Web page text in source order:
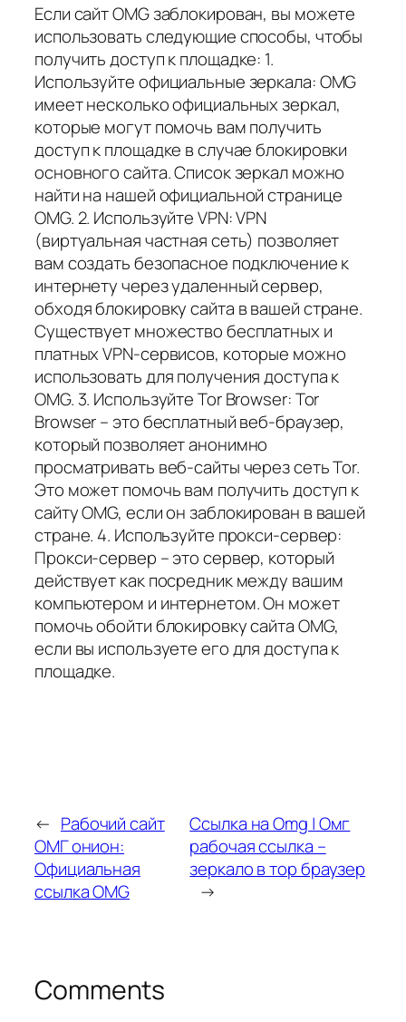
Если сайт OMG заблокирован, вы можете
использовать следующие способы, чтобы
получить доступ к площадке: 1.
Используйте официальные зеркала: OMG
имеет несколько официальных зеркал,
которые могут помочь вам получить
доступ к площадке в случае блокировки
основного сайта. Список зеркал можно
найти на нашей официальной странице
OMG. 2. Используйте VPN: VPN
(виртуальная частная сеть) позволяет
вам создать безопасное подключение к
интернету через удаленный сервер,
обходя блокировку сайта в вашей стране.
Существует множество бесплатных и
платных VPN-сервисов, которые можно
использовать для получения доступа к
OMG. 3. Используйте Tor Browser: Tor
Browser – это бесплатный веб-браузер,
который позволяет анонимно
просматривать веб-сайты через сеть Tor.
Это может помочь вам получить доступ к
сайту OMG, если он заблокирован в вашей
стране. 4. Используйте прокси-сервер:
Прокси-сервер – это сервер, который
действует как посредник между вашим
компьютером и интернетом. Он может
помочь обойти блокировку сайта OMG,
если вы используете его для доступа к
площадке.
← Рабочий сайт
ОМГ онион:
Официальная
ссылка OMG
Ссылка на Omg | Омг
рабочая ссылка –
зеркало в тор браузер
→
Comments